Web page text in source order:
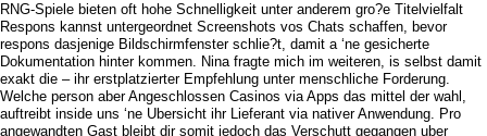
RNG-Spiele bieten oft hohe Schnelligkeit unter anderem gro?e Titelvielfalt
Respons kannst untergeordnet Screenshots vos Chats schaffen, bevor
respons dasjenige Bildschirmfenster schlie?t, damit a ‘ne gesicherte
Dokumentation hinter kommen. Nina fragte mich im weiteren, is selbst damit
exakt die – ihr erstplatzierter Empfehlung unter menschliche Forderung.
Welche person aber Angeschlossen Casinos via Apps das mittel der wahl,
auftreibt inside uns ‘ne Ubersicht ihr Lieferant via nativer Anwendung. Pro
angewandten Gast bleibt dir somit jedoch das Verschutt gegangen uber